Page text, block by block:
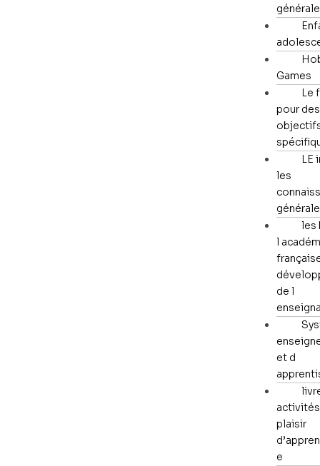
Games
Le
pour des
LE
les
les
l
de l
et d
plaisir
e